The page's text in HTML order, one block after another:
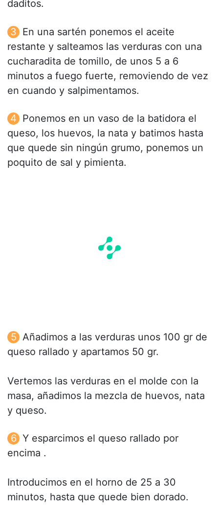
daditos.
En una sartén ponemos el aceite
restante y salteamos las verduras con una
cucharadita de tomillo, de unos 5 a 6
minutos a fuego fuerte, removiendo de vez
en cuando y salpimentamos.
Ponemos en un vaso de la batidora el
queso, los huevos, la nata y batimos hasta
que quede sin ningún grumo, ponemos un
poquito de sal y pimienta.
Añadimos a las verduras unos 100 gr de
queso rallado y apartamos 50 gr.
Vertemos las verduras en el molde con la
masa, añadimos la mezcla de huevos, nata
y queso.
Y esparcimos el queso rallado por
encima .
Introducimos en el horno de 25 a 30
minutos, hasta que quede bien dorado.